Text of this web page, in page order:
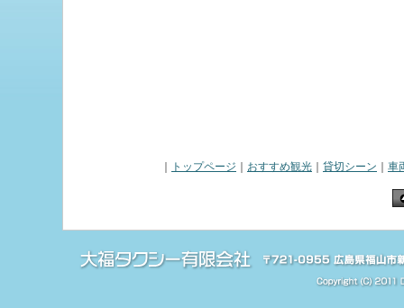
｜ トップページ ｜ おすすめ観光 ｜ 貸切シーン ｜ 車